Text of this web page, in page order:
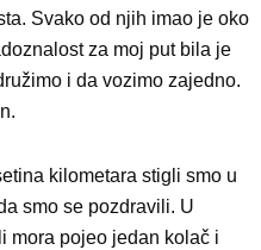
Svako od njih imao je oko
za moj put bila je
i da vozimo zajedno.
kilometara stigli smo u
smo se pozdravili. U
mora pojeo jedan kolač i